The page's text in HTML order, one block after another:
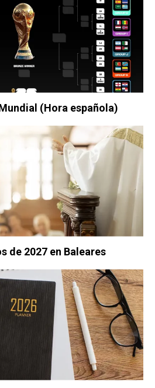
(Hora española)
de 2027 en Baleares